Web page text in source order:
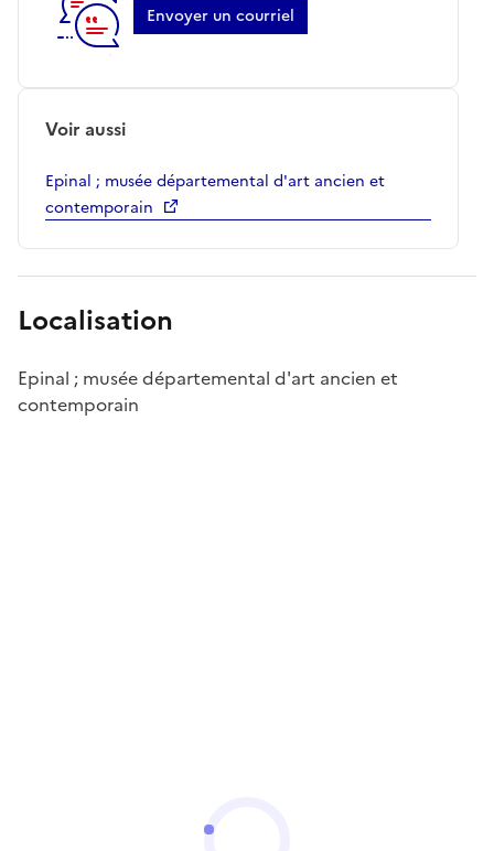
Envoyer un courriel
Voir aussi
Epinal ; musée départemental d'art ancien et
contemporain
Localisation
Epinal ; musée départemental d'art ancien et
contemporain